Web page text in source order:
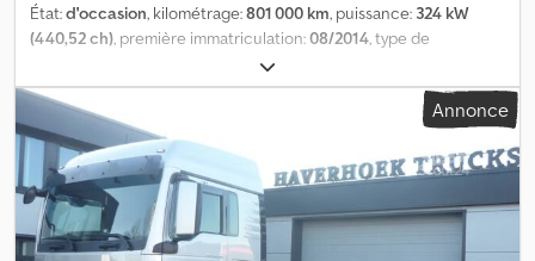
État:d'occasion, kilométrage:801 000 km, puissance: 324 kW
(440,52 ch) , première immatriculation:08/2014 , type de
18 000 kg
essieux, couleur:blanc, type d'engrenage:automatique, classe
d'émission:
stationnement, climatisation, programme électronique de
stabilité (ESP), MAN TGX 18.440 4x2 tracteur routier, Euro 6,
cabine XLX avec 2 couchettes, déflecteurs de toit et latéraux,
blocage de différentiel, boîte de vitesses automatique,
suspension à lame et à air, climatisation automatique, chauffage
Annonce